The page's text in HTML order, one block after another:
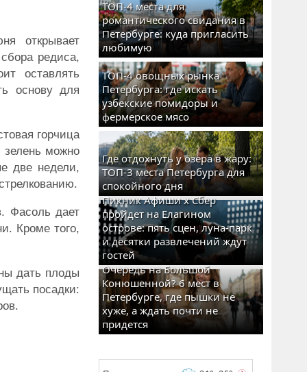
открывает
редиса,
оставлять
основу для
горчица
зелень можно
две недели,
Фасоль дает
Кроме того,
дать плоды
посадки:
ТОП-4 места для
романтического свидания в
Петербурге: куда пригласить
любимую
ТОП-4 овощных рынка
Петербурга: где искать
узбекские помидоры и
фермерское мясо
Где отдохнуть у озера в жару:
ТОП-3 места Петербурга для
спокойного дня
Пикник Афиши x Сбер
пройдет на Елагином
острове: пять сцен, луна-парк
и десятки развлечений ждут
гостей
Очередь на Большой
Конюшенной? 6 мест в
Петербурге, где пышки не
хуже, а ждать почти не
придется